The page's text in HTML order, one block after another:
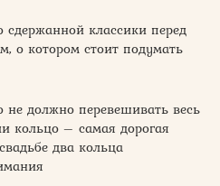
сдержанной классики перед
о котором стоит подумать
должно перевешивать весь
кольцо – самая дорогая
два кольца